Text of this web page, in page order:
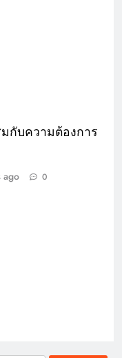
กับความต้องการ
ago 0